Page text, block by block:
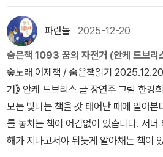
림’이라고 돌려서 헤아려 본다. “어? ‘온
한데? 설마 이름만 바꾸어도 이렇게 다
어린이는 혼자서 생각에 잠긴다. 집에서
또래나 언니나 아저씨나 아줌마나 할아
리던 고삭부리 어린이는 곰곰이 생각해
서 모두 다르구나. 이름을 어떻게 부르
랐어. 아무도 알려준 적 없어.”모든 것이
이라고요. 《새로운 나여, 안녕》 34쪽 그
니다. 풀벌레가 그득그득 우는 첫가을이
이라면 풀벌레노래를 하나도 못 들을 뿐
느냐고 시큰둥할 만합니다만, 마음을 기
든 온노래를 맞아들인다고 느껴요. 봄에
틈을 누릴 노릇이고, 여름에는 여름새를
가을에는 풀벌레노래를 즐길 짬을 낼 노
뒹구는 하루르 보낼 삶이지 싶어요. 일
를과 가을짬과 겨울하루를 사뿐히 누릴
다. 엊저녁에 광주에서 고흥으로 돌아와
파란놀 2025-12-20
숨은책 1093 꿈의 자전거 (안케 드브리
숲노래 어제책 / 숨은책읽기
거》 안케 드브리스 글 장연주 그림 한경
모든 빛나는 책을 갓 태어난 때에 알아
를 놓치는 책이 어김없이 있습니다. 서너
해가 지나고서야 뒤늦게 알아채는 책이